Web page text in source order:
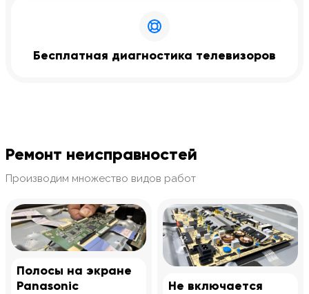
Бесплатная диагностика телевизоров
Ремонт неисправностей
Производим множество видов работ
Полосы на экране
Panasonic
Не включается